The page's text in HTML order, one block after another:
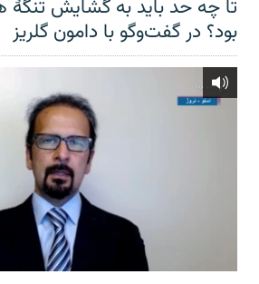
تا چه حد باید به گشایش تنگهٔ
بود؟ در گفت‌وگو با دامون گلریز